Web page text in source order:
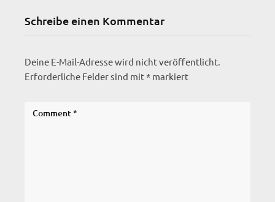
Schreibe einen Kommentar
Deine E-Mail-Adresse wird nicht veröffentlicht.
Erforderliche Felder sind mit* markiert